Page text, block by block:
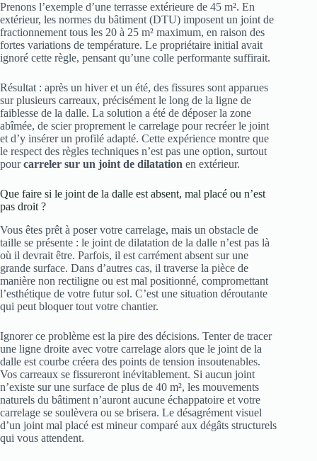
Prenons l’exemple d’une terrasse extérieure de 45 m². En
extérieur, les normes du bâtiment (DTU) imposent un joint de
fractionnement tous les 20 à 25 m² maximum, en raison des
fortes variations de température. Le propriétaire initial avait
ignoré cette règle, pensant qu’une colle performante suffirait.
Résultat : après un hiver et un été, des fissures sont apparues
sur plusieurs carreaux, précisément le long de la ligne de
faiblesse de la dalle. La solution a été de déposer la zone
abîmée, de scier proprement le carrelage pour recréer le joint
et d’y insérer un profilé adapté. Cette expérience montre que
le respect des règles techniques n’est pas une option, surtout
pourcarreler sur un joint de dilatation en extérieur.
Que faire si le joint de la dalle est absent, mal placé ou n’est
pas droit ?
Vous êtes prêt à poser votre carrelage, mais un obstacle de
taille se présente : le joint de dilatation de la dalle n’est pas là
où il devrait être. Parfois, il est carrément absent sur une
grande surface. Dans d’autres cas, il traverse la pièce de
manière non rectiligne ou est mal positionné, compromettant
l’esthétique de votre futur sol. C’est une situation déroutante
qui peut bloquer tout votre chantier.
Ignorer ce problème est la pire des décisions. Tenter de tracer
une ligne droite avec votre carrelage alors que le joint de la
dalle est courbe créera des points de tension insoutenables.
Vos carreaux se fissureront inévitablement. Si aucun joint
n’existe sur une surface de plus de 40 m², les mouvements
naturels du bâtiment n’auront aucune échappatoire et votre
carrelage se soulèvera ou se brisera. Le désagrément visuel
d’un joint mal placé est mineur comparé aux dégâts structurels
qui vous attendent.